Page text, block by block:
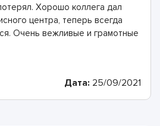
Хорошо коллега дал
центра, теперь всегда
Очень вежливые и грамотные
Дата: 25/09/2021